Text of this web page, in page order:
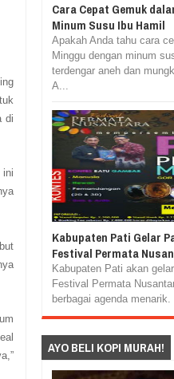
di
Cara Cepat Gemuk
Minum Susu Ibu Hamil
Apakah Anda tahu cara
Minggu dengan minum
terdengar aneh dan
A...
Kabupaten Pati Gelar
Festival Permata
Kabupaten Pati akan
Festival Permata
berbagai agenda
AYO BELI KOPI MURAH!